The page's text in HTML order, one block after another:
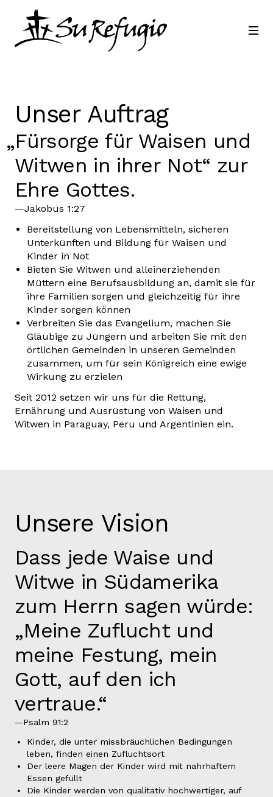
Schließ dich uns an
Sprache
Unser Auftrag
„Fürsorge für Waisen und
Witwen in ihrer Not“ zur
Ehre Gottes.
—Jakobus 1:27
Bereitstellung von Lebensmitteln, sicheren
Unterkünften und Bildung für Waisen und
Kinder in Not
Bieten Sie Witwen und alleinerziehenden
Müttern eine Berufsausbildung an, damit sie für
ihre Familien sorgen und gleichzeitig für ihre
Kinder sorgen können
Verbreiten Sie das Evangelium, machen Sie
Gläubige zu Jüngern und arbeiten Sie mit den
örtlichen Gemeinden in unseren Gemeinden
zusammen, um für sein Königreich eine ewige
Wirkung zu erzielen
Seit 2012 setzen wir uns für die Rettung,
Ernährung und Ausrüstung von Waisen und
Witwen in Paraguay, Peru und Argentinien ein.
Unsere Vision
Dass jede Waise und
Witwe in Südamerika
zum Herrn sagen würde:
„Meine Zuflucht und
meine Festung, mein
Gott, auf den ich
vertraue.“
—Psalm 91:2
Kinder, die unter missbräuchlichen Bedingungen
leben, finden einen Zufluchtsort
Der leere Magen der Kinder wird mit nahrhaftem
Essen gefüllt
Die Kinder werden von qualitativ hochwertiger, auf